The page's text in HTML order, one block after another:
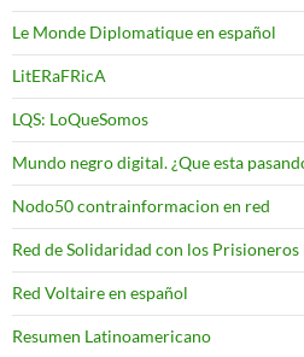
Le Monde Diplomatique en español
LitERaFRicA
LQS: LoQueSomos
Mundo negro digital. ¿Que esta
Nodo50 contrainformacion en red
Red de Solidaridad con los Prisioneros
Red Voltaire en español
Resumen Latinoamericano